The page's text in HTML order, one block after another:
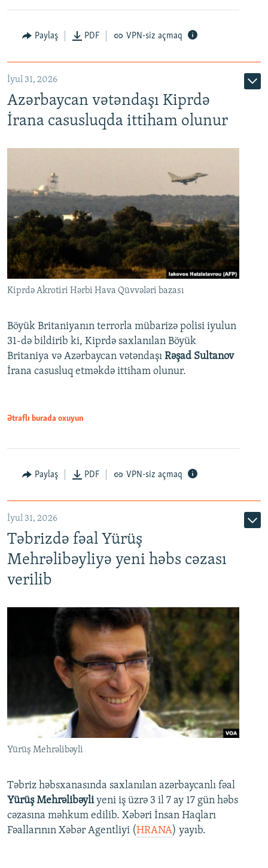
Paylaş PDF VPN-siz açmaq
İyul 31, 2026
Azərbaycan vətəndaşı Kiprdə
İrana casusluqda ittiham olunur
Kiprdə Akrotiri Hərbi Hava Qüvvələri bazası
Böyük Britaniyanın terrorla mübarizə polisi iyulun
31-də bildirib ki, Kiprdə saxlanılan Böyük
Britaniya və Azərbaycan vətəndaşı Rəşad Sultanov
İrana casusluq etməkdə ittiham olunur.
Ətraflı burada oxuyun
Paylaş PDF VPN-siz açmaq
İyul 31, 2026
Təbrizdə fəal Yürüş
Mehrəlibəyliyə yeni həbs cəzası
verilib
Yürüş Mehrəlibəyli
Təbriz həbsxanasında saxlanılan azərbaycanlı fəal
Yürüş Mehrəlibəyliyeni iş üzrə 3 il 7 ay 17 gün həbs
cəzasına məhkum edilib. Xəbəri İnsan Haqları
Fəallarının Xəbər Agentliyi (HRANA) yayıb.